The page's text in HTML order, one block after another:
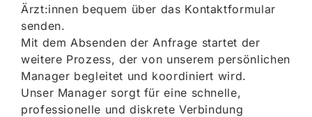
Ärzt:innen bequem über das Kontaktformular
senden.
Mit dem Absenden der Anfrage startet der
weitere Prozess, der von unserem persönlichen
Manager begleitet und koordiniert wird.
Unser Manager sorgt für eine schnelle,
professionelle und diskrete Verbindung